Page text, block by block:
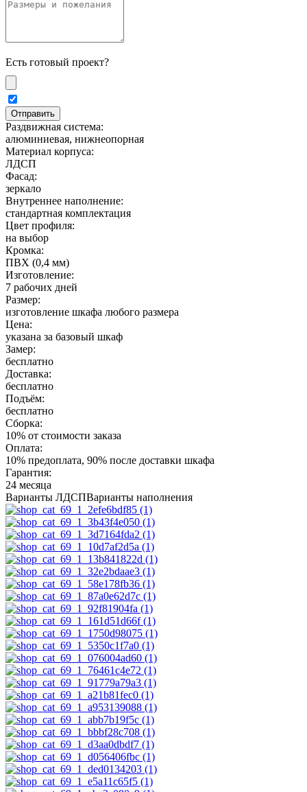
Есть готовый проект?
Раздвижная система:
алюминиевая, нижнеопорная
Материал корпуса:
ЛДСП
Фасад:
зеркало
Внутреннее наполнение:
стандартная комплектация
Цвет профиля:
на выбор
Кромка:
ПВХ (0,4 мм)
Изготовление:
7 рабочих дней
Размер:
изготовление шкафа любого размера
Цена:
указана за базовый шкаф
Замер:
бесплатно
Доставка:
бесплатно
Подъём:
бесплатно
Сборка:
10% от стоимости заказа
Оплата:
10% предоплата, 90% после доставки шкафа
Гарантия:
24 месяца
Варианты ЛДСПВарианты наполнения